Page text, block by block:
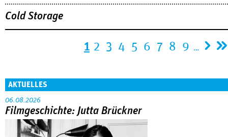
Cold Storage
1 2 3 4 5 6 7 8 9 …
AKTUELLES
06.08.2026
Filmgeschichte: Jutta Brückner